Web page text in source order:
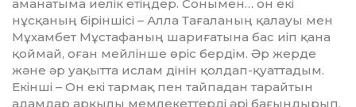
аманатыма иелік етің­дер. Сонымен… он екі
нұсқаның бі­рін­­­шісі – Алла Тағаланың қалауы мен
Мұхам­бет Мұстафаның шари­ға­тына бас иіп қана
қоймай, оған мей­лін­ше өріс бер­дім. Әр жерде
және әр уа­қытта ислам дінін қолдап-қуат­тадым.
Екінші – Он екі тармақ пен тай­па­дан тарайтын
адамдар арқылы мем­лекеттерді әрі бағындырып,